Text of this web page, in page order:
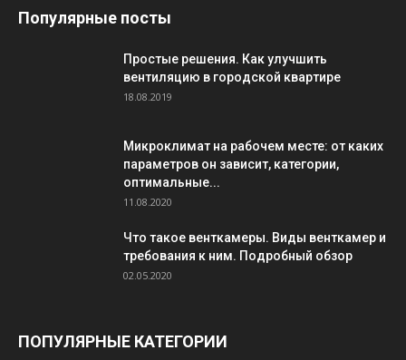
Популярные посты
Простые решения. Как улучшить
вентиляцию в городской квартире
18.08.2019
Микроклимат на рабочем месте: от каких
параметров он зависит, категории,
оптимальные...
11.08.2020
Что такое венткамеры. Виды венткамер и
требования к ним. Подробный обзор
02.05.2020
ПОПУЛЯРНЫЕ КАТЕГОРИИ